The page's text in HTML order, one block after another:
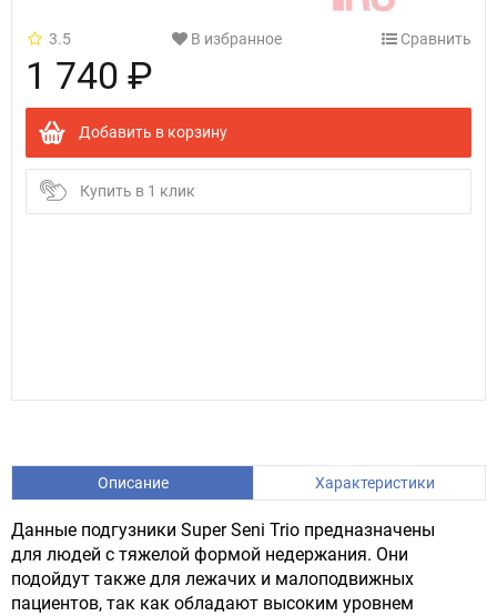
3.5 В избранное Сравнить
1 740 ₽
Добавить в корзину
Купить в 1 клик
Описание Характеристики
Данные подгузники Super Seni Trio предназначены
для людей с тяжелой формой недержания. Они
подойдут также для лежачих и малоподвижных
пациентов, так как обладают высоким уровнем